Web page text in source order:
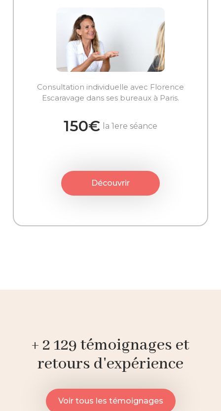
Consultation individuelle avec Florence
Escaravage dans ses bureaux à Paris.
150€ la 1ere séance
Découvrir
+ 2 129 témoignages et
retours d'expérience
Voir tous les témoignages